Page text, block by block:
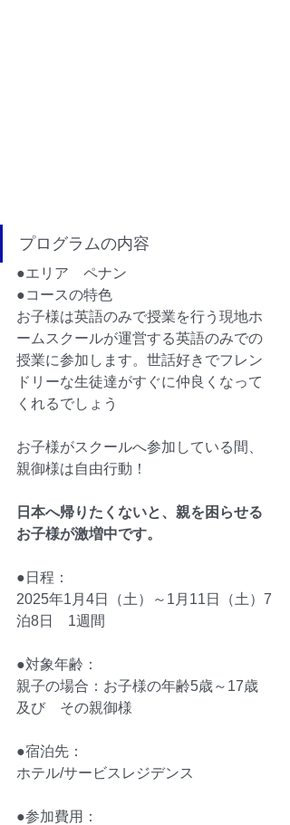
プログラムの内容
●エリア　ペナン
●コースの特色
お子様は英語のみで授業を行う現地ホ
ームスクールが運営する英語のみでの
授業に参加します。 世話好きでフレン
ドリーな生徒達がすぐに仲良くなって
くれるでしょう
お子様がスクールへ参加している間、
親御様は自由行動！
日本へ帰りたくないと、親を困らせる
お子様が激増中です。
●日程：
2025年1月4日（土）～1月11日（土）7
泊8日　1週間
​●対象年齢：
親子の場合：お子様の年齢5歳～17歳
及び　その親御様
​●宿泊先：
ホテル/サービスレジデンス
●参加費用：